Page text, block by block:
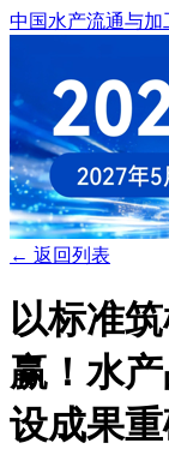
中国水产流通与加
← 返回列表
以标准
赢！水
设成果